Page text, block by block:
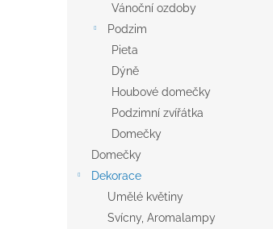
Vánoční ozdoby
Podzim
Pieta
Dýně
Houbové domečky
Podzimní zvířátka
Domečky
Domečky
Dekorace
Umělé květiny
Svícny, Aromalampy